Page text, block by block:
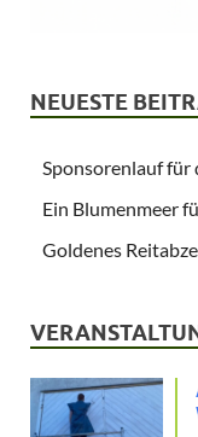
NEUESTE
Sponsorenlauf für
Ein Blumenmeer
Goldenes